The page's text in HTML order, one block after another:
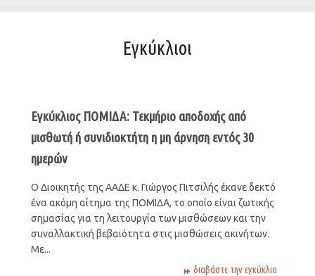
Εγκύκλιοι
Εγκύκλιος ΠΟΜΙΔΑ: Τεκμήριο αποδοχής από
μισθωτή ή συνιδιοκτήτη η μη άρνηση εντός 30
ημερών
Ο Διοικητής της ΑΑΔΕ κ. Γιώργος Πιτσιλής έκανε δεκτό
ένα ακόμη αίτημα της ΠΟΜΙΔΑ, το οποίο είναι ζωτικής
σημασίας για τη λειτουργία των μισθώσεων και την
συναλλακτική βεβαιότητα στις μισθώσεις ακινήτων.
Με...
διαβάστε την εγκύκλιο